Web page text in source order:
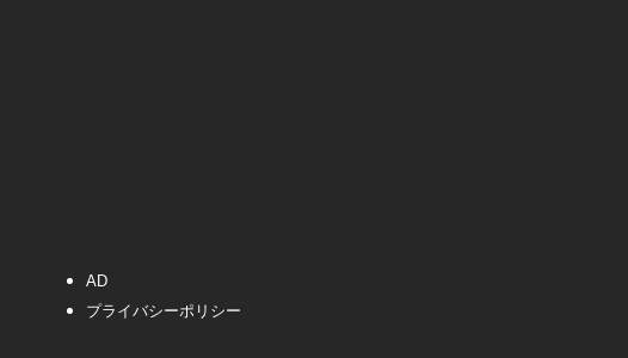
AD
プライバシーポリシー